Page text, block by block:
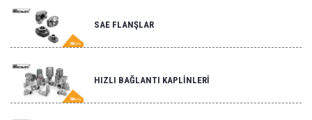
SAE FLANŞLAR
HIZLI BAĞLANTI KAPLİNLERİ